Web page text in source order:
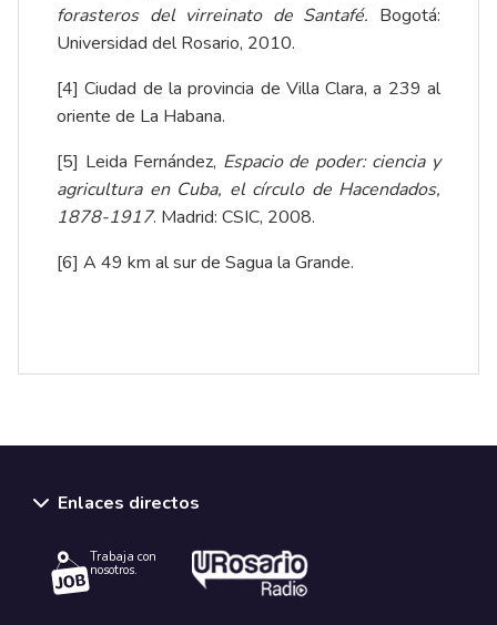
forasteros del virreinato de Santafé. Bogotá:
Universidad del Rosario, 2010.
[4] Ciudad de la provincia de Villa Clara, a 239 al
oriente de La Habana.
[5] Leida Fernández, Espacio de poder: ciencia y
agricultura en Cuba, el círculo de Hacendados,
1878-1917. Madrid: CSIC, 2008.
[6] A 49 km al sur de Sagua la Grande.
Enlaces directos
Trabaja con
nosotros.